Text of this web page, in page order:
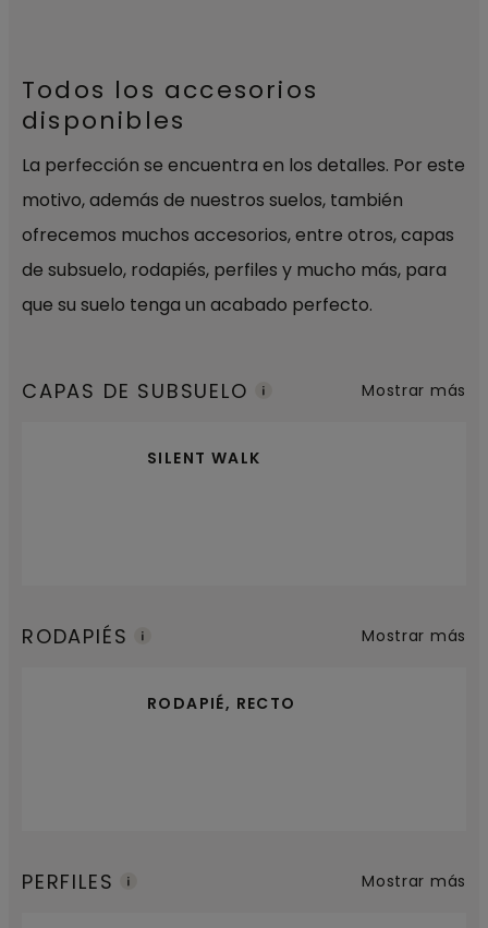
Todos los accesorios
disponibles
La perfección se encuentra en los detalles. Por este
motivo, además de nuestros suelos, también
ofrecemos muchos accesorios, entre otros, capas
de subsuelo, rodapiés, perfiles y mucho más, para
que su suelo tenga un acabado perfecto.
CAPAS DE SUBSUELO
SILENT WALK
Mostrar más
RODAPIÉS
RODAPIÉ, RECTO
Mostrar más
PERFILES Mostrar más